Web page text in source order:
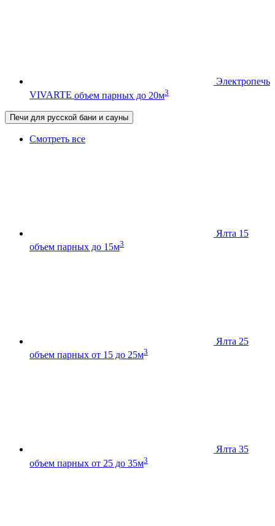
Электропечь
VIVARTE объем парных до 20м3
Печи для русской бани и сауны
Смотреть все
Ялта 15
объем парных до 15м3
Ялта 25
объем парных от 15 до 25м3
Ялта 35
объем парных от 25 до 35м3